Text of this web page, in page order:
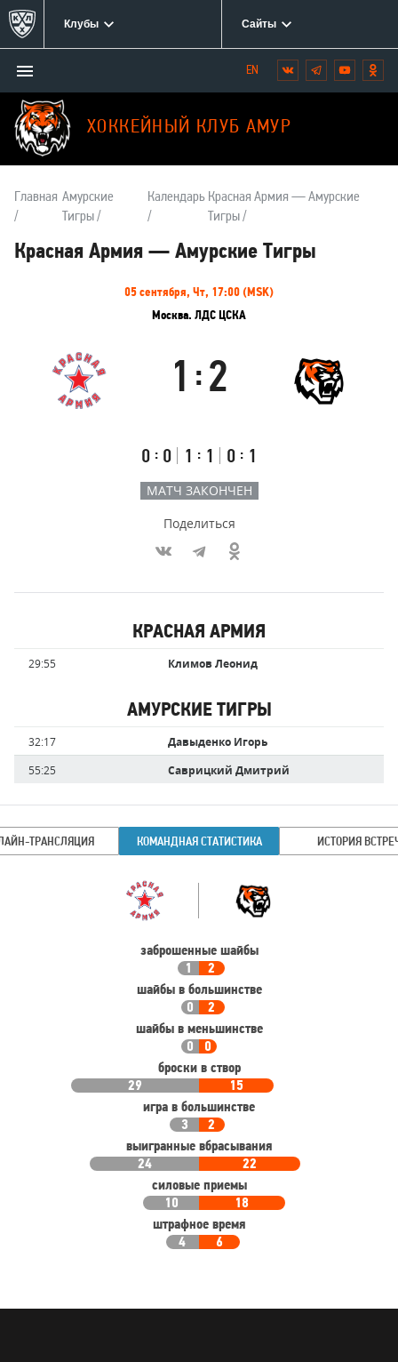
Клубы Сайты
ХОККЕЙНЫЙ КЛУБ АМУР
Открыть/
закрыть
меню
Мы
в
социальных
сетях:
Вконтакте
Telegram
YouTube
Главная Амурские
Тигры
Календарь Красная Армия — Амурские
Тигры
Красная Армия — Амурские Тигры
05 сентября, Чт, 17:00 (MSK)
Москва. ЛДС ЦСКА
Результаты
Красная
Армия
Итоговый
1 : 2
Первый
тайм
0 : 0
Второй
тайм
1 : 1
Третий
тайм
0 : 1
Амурские
Тигры
МАТЧ ЗАКОНЧЕН
Поделиться
забившие
КРАСНАЯ АРМИЯ
Время Имя
игрока
29:55 Климов Леонид
АМУРСКИЕ ТИГРЫ
Время Имя
32:17
Давыденко Игорь
55:25
Саврицкий Дмитрий
ТРАНСЛЯЦИЯ КОМАНДНАЯ СТАТИСТИКА ИСТОРИЯ
Команда
заброшенные шайбы
1
2
шайбы в большинстве
0
2
шайбы в меньшинстве
0
0
броски в створ
29
15
игра в большинстве
3
2
выигранные вбрасывания
24
22
силовые приемы
10
18
штрафное время
4
6